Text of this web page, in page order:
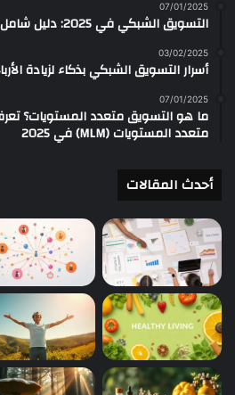
07/01/2025
التسويق الشبكي في 2025: دليل شامل
03/02/2025
أسرار التسويق الشبكي بذكاء لزيادة
07/01/2025
ما هو التسويق متعدد المستويات؟
متعدد المستويات (MLM) في 2025
أحدث المقالات